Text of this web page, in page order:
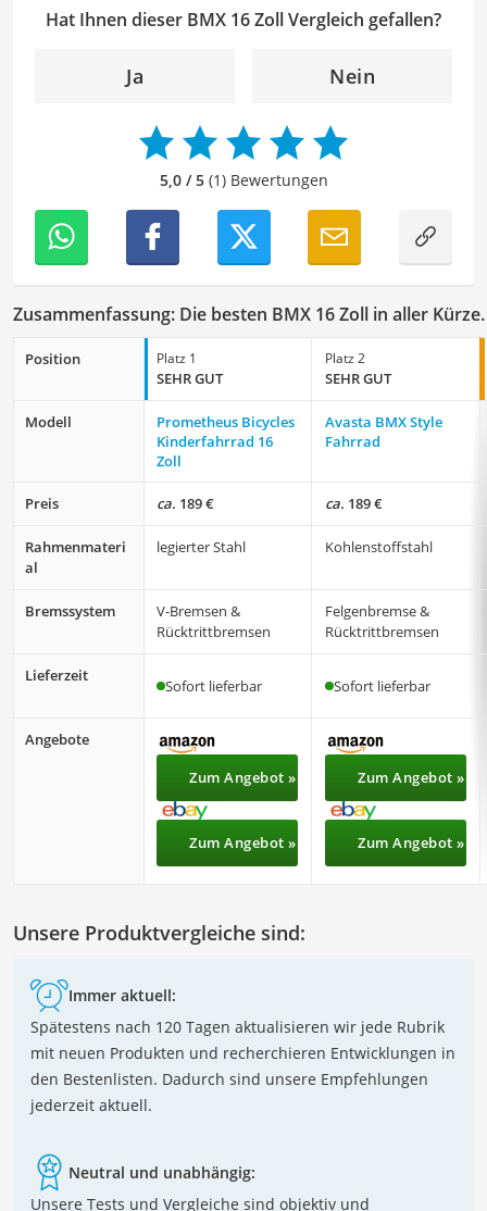
beschäftige ich mich gerne mit verschiedenen Hobbys
meinen Beiträgen wider, die sich mit Freizeitideen,
Reiseempfehlungen, Hobbytipps und Anregungen für die
Freizeitgestaltung befassen.
Der BMX 16 Zoll-Vergleich ist aus unserer Sicht besonders
empfehlenswert für BMX-Fahrer.
Hat Ihnen dieser BMX 16 Zoll Vergleich gefallen?
Ja Nein
5,0 / 5(1) Bewertungen
Zusammenfassung: Die besten BMX 16 Zoll in aller Kürze.
Position Platz 1
SEHR GUT
Platz 2
SEHR GUT
Modell
Prometheus Bicycles
Kinderfahrrad 16
Zoll
Avasta BMX Style
Fahrrad
Preis ca. 189 € ca. 189 €
Rahmenmateri
al
legierter Stahl Kohlenstoffstahl
Bremssystem
V-Bremsen &
Rücktrittbremsen
Felgenbremse &
Rücktrittbremsen
Lieferzeit
Sofort lieferbar Sofort lieferbar
Angebote
Zum Angebot »
Zum Angebot »
Zum Angebot »
Zum Angebot »
Unsere Produktvergleiche sind:
Immer aktuell:
Spätestens nach 120 Tagen aktualisieren wir jede Rubrik
mit neuen Produkten und recherchieren Entwicklungen in
den Bestenlisten. Dadurch sind unsere Empfehlungen
jederzeit aktuell.
Neutral und unabhängig:
Unsere Tests und Vergleiche sind objektiv und